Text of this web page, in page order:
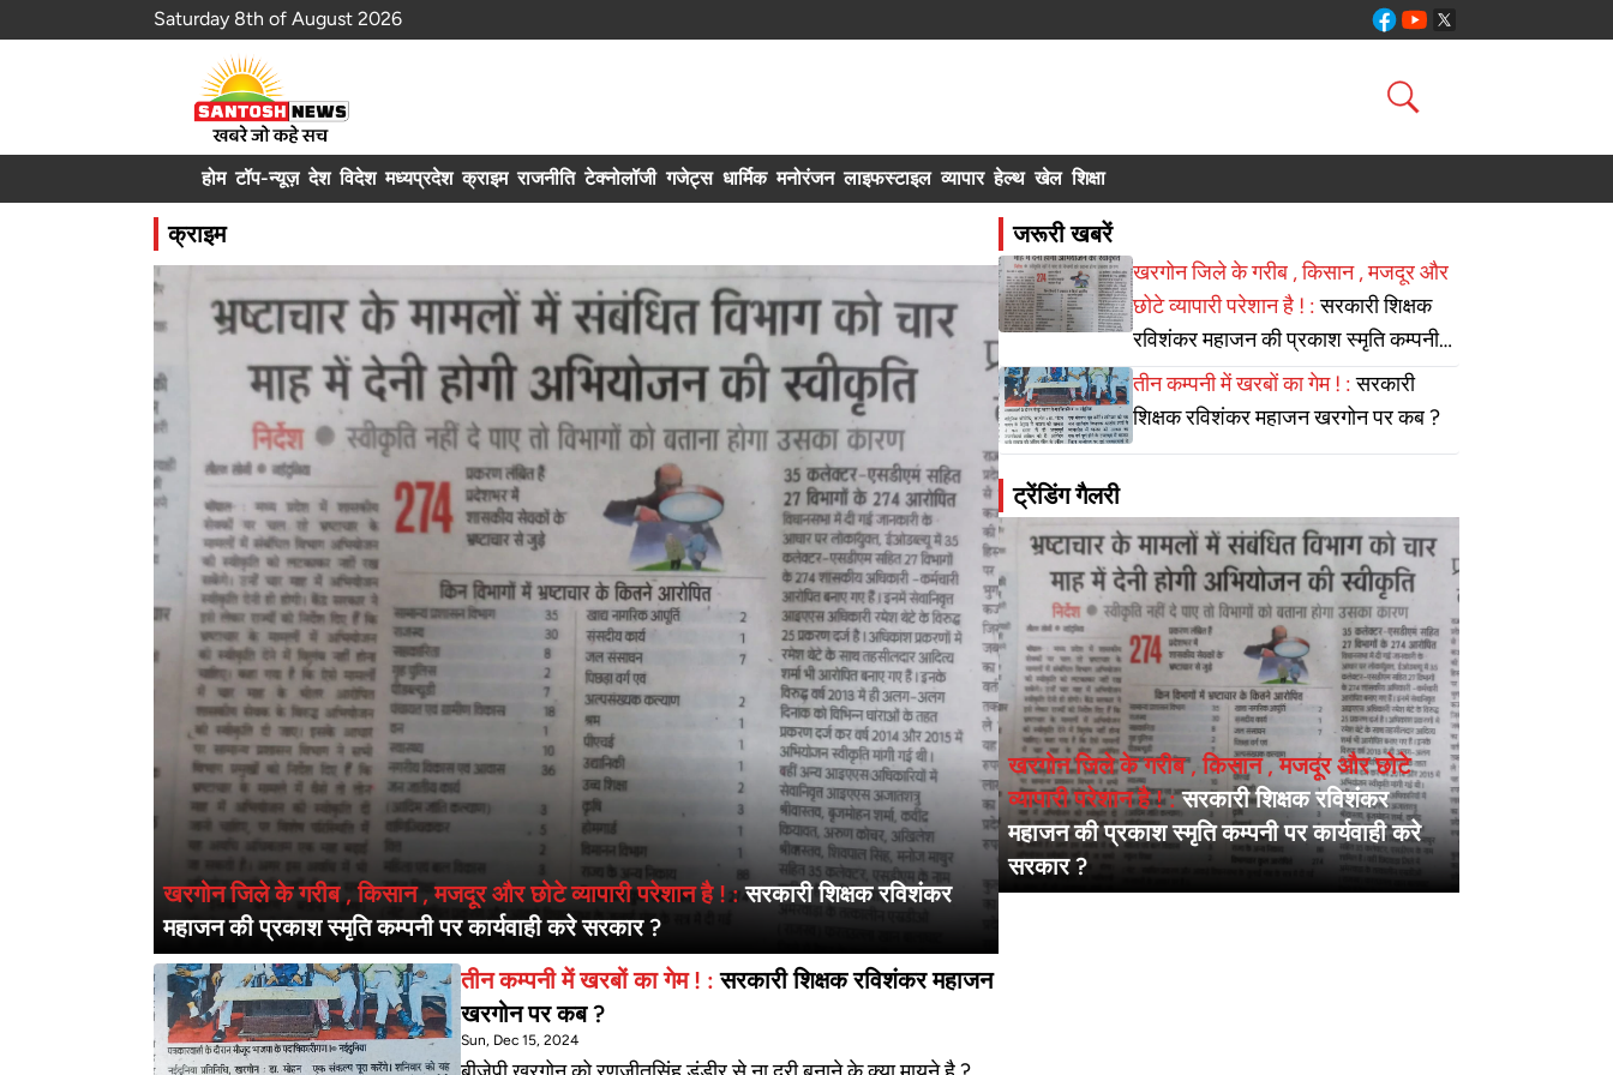
Saturday 8th of August 2026
होम टॉप-न्यूज़ देश विदेश मध्यप्रदेश क्राइम राजनीति टेक्नोलॉजी गजेट्स धार्मिक मनोरंजन लाइफस्टाइल व्यापार हेल्थ खेल शिक्षा
क्राइम
खरगोन जिले के गरीब , किसान , मजदूर और छोटे व्यापारी परेशान है ! :सरकारी शिक्षक रविशंकर
महाजन की प्रकाश स्मृति कम्पनी पर कार्यवाही करे सरकार ?
तीन कम्पनी में खरबों का गेम ! :सरकारी शिक्षक रविशंकर महाजन
खरगोन पर कब ?
Sun, Dec 15, 2024
जरूरी खबरें
खरगोन जिले के गरीब , किसान , मजदूर और
छोटे व्यापारी परेशान है ! :सरकारी शिक्षक
रविशंकर महाजन की प्रकाश स्मृति कम्पनी
पर कार्यवाही करे सरकार ?
तीन कम्पनी में खरबों का गेम ! :सरकारी
शिक्षक रविशंकर महाजन खरगोन पर कब ?
ट्रेंडिंग गैलरी
खरगोन जिले के गरीब , किसान , मजदूर और छोटे
व्यापारी परेशान है ! :सरकारी शिक्षक रविशंकर
महाजन की प्रकाश स्मृति कम्पनी पर कार्यवाही करे
सरकार ?